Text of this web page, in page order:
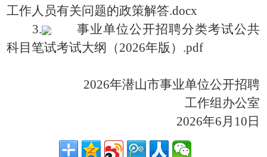
工作人员有关问题的政策解答.docx
3.
事业单位公开招聘分类考试公共
科目笔试考试大纲（2026年版）.pdf
2026年潜山市事业单位公开招聘
工作组办公室
2026年6月10日